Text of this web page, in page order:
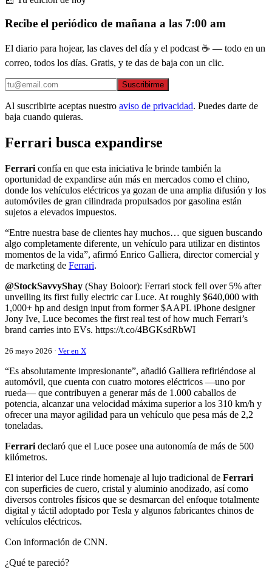
Recibe el periódico de mañana a las 7:00 am
El diario para hojear, las claves del día y el podcast ☕ — todo en un
correo, todos los días. Gratis, y te das de baja con un clic.
Suscribirme
Al suscribirte aceptas nuestro aviso de privacidad. Puedes darte de
baja cuando quieras.
Ferrari busca expandirse
Ferrari confía en que esta iniciativa le brinde también la
oportunidad de expandirse aún más en mercados como el chino,
donde los vehículos eléctricos ya gozan de una amplia difusión y los
automóviles de gran cilindrada propulsados ​​por gasolina están
sujetos a elevados impuestos.
“Entre nuestra base de clientes hay muchos… que siguen buscando
algo completamente diferente, un vehículo para utilizar en distintos
momentos de la vida”, afirmó Enrico Galliera, director comercial y
de marketing de Ferrari.
@StockSavvyShay (Shay Boloor): Ferrari stock fell over 5% after
unveiling its first fully electric car Luce. At roughly $640,000 with
1,000+ hp and design input from former $AAPL iPhone designer
Jony Ive, Luce becomes the first real test of how much Ferrari’s
brand carries into EVs. https://t.co/4BGKsdRbWI
26 mayo 2026 · Ver en X
“Es absolutamente impresionante”, añadió Galliera refiriéndose al
automóvil, que cuenta con cuatro motores eléctricos —uno por
rueda— que contribuyen a generar más de 1.000 caballos de
potencia, alcanzar una velocidad máxima superior a los 310 km/h y
ofrecer una mayor agilidad para un vehículo que pesa más de 2,2
toneladas.
Ferrari declaró que el Luce posee una autonomía de más de 500
kilómetros.
El interior del Luce rinde homenaje al lujo tradicional de Ferrari
con superficies de cuero, cristal y aluminio anodizado, así como
diversos controles físicos que se desmarcan del enfoque totalmente
digital y táctil adoptado por Tesla y algunos fabricantes chinos de
vehículos eléctricos.
Con información de CNN.
¿Qué te pareció?